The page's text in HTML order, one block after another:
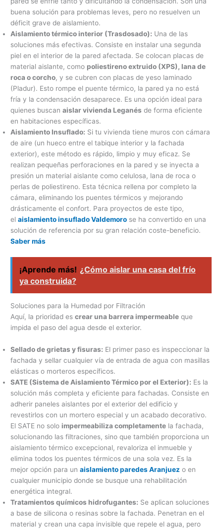
buena solución para problemas leves, pero no resuelven un
déficit grave de aislamiento.
Aislamiento térmico interior (Trasdosado): Una de las
soluciones más efectivas. Consiste en instalar una segunda
piel en el interior de la pared afectada. Se colocan placas de
material aislante, como poliestireno extruido (XPS), lana de
roca o corcho, y se cubren con placas de yeso laminado
(Pladur). Esto rompe el puente térmico, la pared ya no está
fría y la condensación desaparece. Es una opción ideal para
quienes buscanaislar vivienda Leganés de forma eficiente
en habitaciones específicas.
Aislamiento Insuflado: Si tu vivienda tiene muros con cámara
de aire (un hueco entre el tabique interior y la fachada
exterior), este método es rápido, limpio y muy eficaz. Se
realizan pequeñas perforaciones en la pared y se inyecta a
presión un material aislante como celulosa, lana de roca o
perlas de poliestireno. Esta técnica rellena por completo la
cámara, eliminando los puentes térmicos y mejorando
drásticamente el confort. Para proyectos de este tipo,
elaislamiento insuflado Valdemoro se ha convertido en una
solución de referencia por su gran relación coste-beneficio.
Saber más
¡Aprende más! ¿Cómo aislar una casa del frío
ya construida?
Soluciones para la Humedad por Filtración
Aquí, la prioridad escrear una barrera impermeable que
impida el paso del agua desde el exterior.
Sellado de grietas y fisuras: El primer paso es inspeccionar la
fachada y sellar cualquier vía de entrada de agua con masillas
elásticas o morteros específicos.
SATE (Sistema de Aislamiento Térmico por el Exterior): Es la
solución más completa y eficiente para fachadas. Consiste en
adherir paneles aislantes por el exterior del edificio y
revestirlos con un mortero especial y un acabado decorativo.
El SATE no solo impermeabiliza completamente la fachada,
solucionando las filtraciones, sino que también proporciona un
aislamiento térmico excepcional, revaloriza el inmueble y
elimina todos los puentes térmicos de una sola vez. Es la
mejor opción para unaislamiento paredes Aranjuez o en
cualquier municipio donde se busque una rehabilitación
energética integral.
Tratamientos químicos hidrofugantes: Se aplican soluciones
a base de silicona o resinas sobre la fachada. Penetran en el
material y crean una capa invisible que repele el agua, pero